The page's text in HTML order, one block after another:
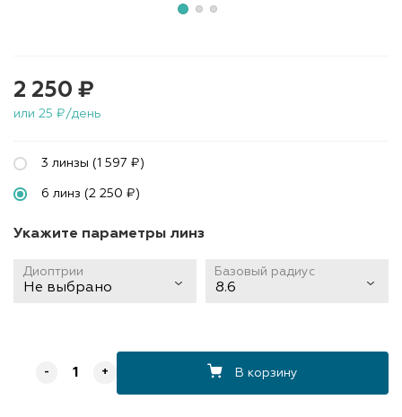
2 250 ₽
или 25 ₽/день
3 линзы (1 597 ₽)
6 линз (2 250 ₽)
Укажите параметры линз
Диоптрии
Не выбрано
Базовый радиус
8.6
- + В корзину